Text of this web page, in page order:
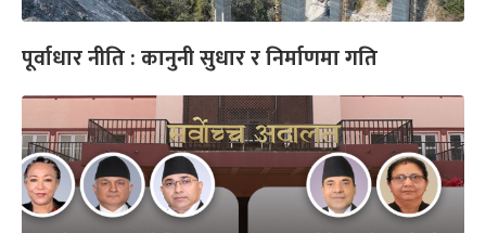
पूर्वाधार नीति : कानुनी सुधार र निर्माणमा गति